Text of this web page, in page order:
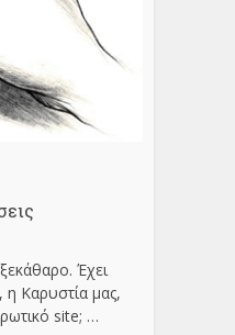
Έχει
Καρυστία μας,
site; …